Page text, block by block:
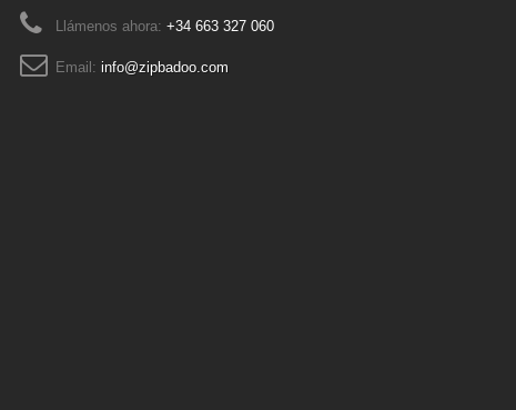
Llámenos ahora: +34 663 327 060
Email: info@zipbadoo.com